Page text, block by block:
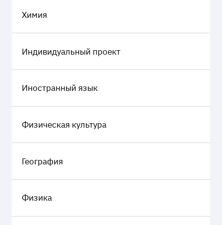
Химия
Индивидуальный проект
Иностранный язык
Физическая культура
География
Физика